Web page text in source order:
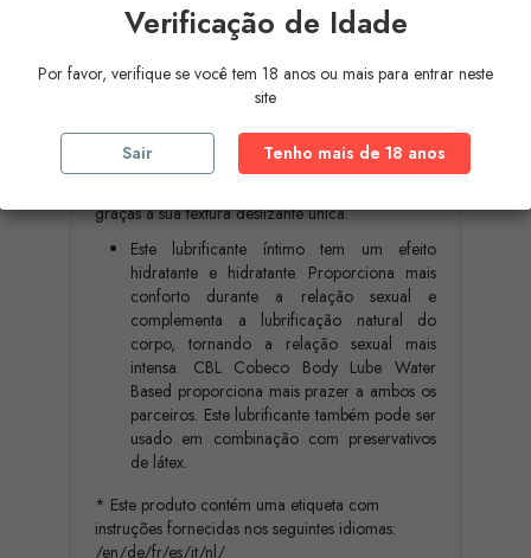
Detalhes do produto
CBL Cobeco Body Lube Water Based é um
graças à sua textura deslizante única.
Este lubrificante íntimo tem um efeito
hidratante e hidratante. Proporciona mais
conforto durante a relação sexual e
complementa a lubrificação natural do
corpo, tornando a relação sexual mais
intensa. CBL Cobeco Body Lube Water
Based proporciona mais prazer a ambos os
parceiros. Este lubrificante também pode ser
usado em combinação com preservativos
de látex.
* Este produto contém uma etiqueta com
instruções fornecidas nos seguintes idiomas:
/en/de/fr/es/it/nl/
Verificação de Idade
Por favor, verifique se você tem 18 anos ou mais para entrar neste
site
Sair Tenho mais de 18 anos